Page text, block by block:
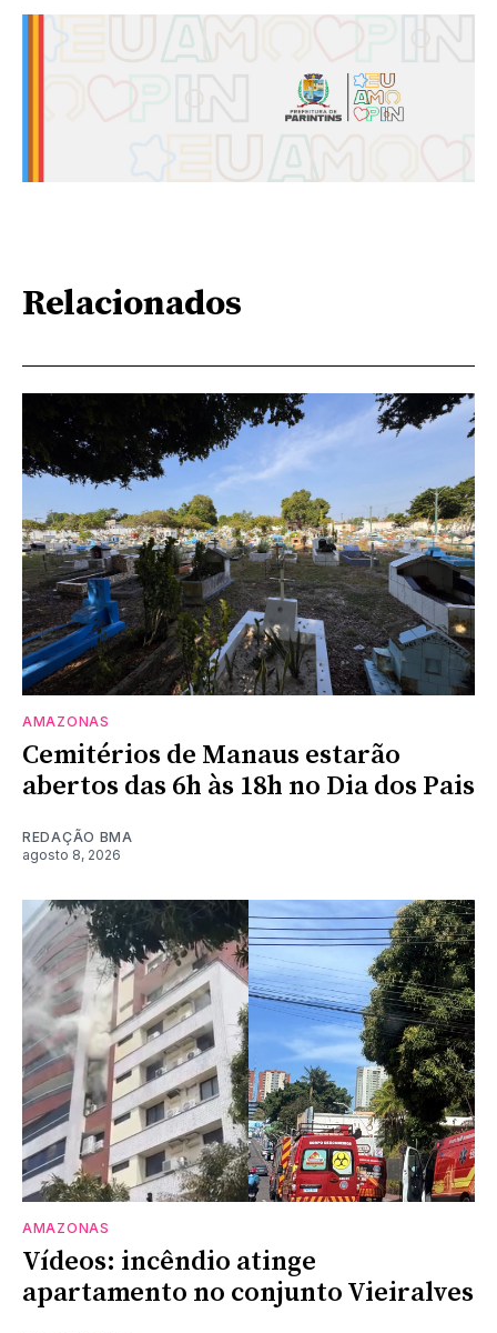
Relacionados
AMAZONAS
Cemitérios de Manaus estarão
abertos das 6h às 18h no Dia dos Pais
REDAÇÃO BMA
agosto 8, 2026
AMAZONAS
Vídeos: incêndio atinge
apartamento no conjunto Vieiralves